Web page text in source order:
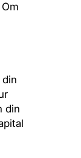
din